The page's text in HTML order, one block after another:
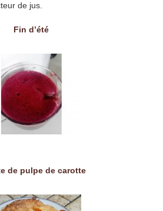
de jus.
Fin d’été
de pulpe de carotte